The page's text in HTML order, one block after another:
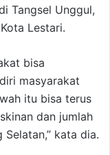
Tangsel Unggul,
Lestari.
bisa
masyarakat
itu bisa terus
dan jumlah
kata dia.